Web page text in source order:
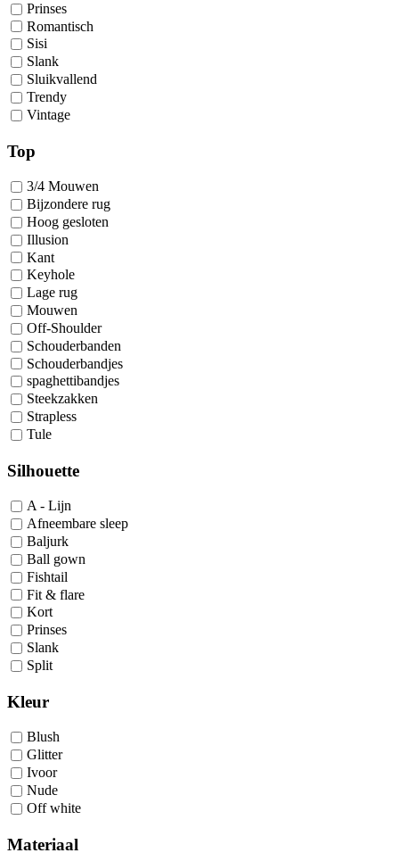
Prinses
Romantisch
Sisi
Slank
Sluikvallend
Trendy
Vintage
Top
3/4 Mouwen
Bijzondere rug
Hoog gesloten
Illusion
Kant
Keyhole
Lage rug
Mouwen
Off-Shoulder
Schouderbanden
Schouderbandjes
spaghettibandjes
Steekzakken
Strapless
Tule
Silhouette
A - Lijn
Afneembare sleep
Baljurk
Ball gown
Fishtail
Fit & flare
Kort
Prinses
Slank
Split
Kleur
Blush
Glitter
Ivoor
Nude
Off white
Materiaal